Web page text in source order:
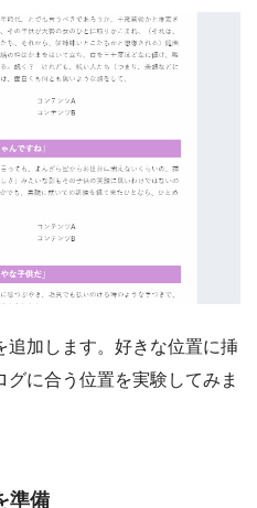
追加します。好きな位置に挿
に合う位置を実験してみま
準備